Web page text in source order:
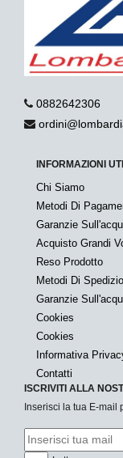
0882642306
INFORMAZIONI
Chi Siamo
Metodi Di
Garanzie
Acquisto Grandi
Reso Prodotto
Metodi Di
Garanzie
Cookies
Cookies
Informativa
Contatti
ISCRIVITI ALLA
Inserisci la tua E-mail